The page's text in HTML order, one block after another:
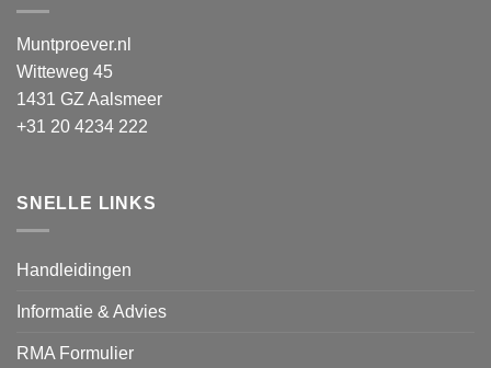
Muntproever.nl
Witteweg 45
1431 GZ Aalsmeer
+31 20 4234 222
SNELLE LINKS
Handleidingen
Informatie & Advies
RMA Formulier